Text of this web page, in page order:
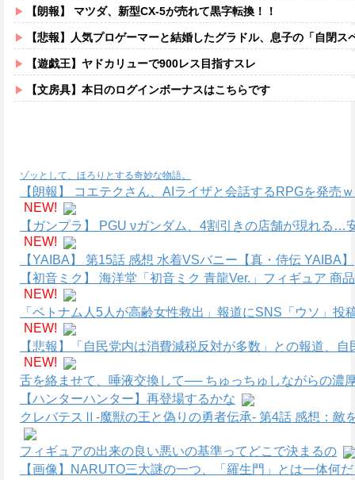
【朗報】 マツダ、新型CX-5が売れて黒字転換！！
【悲報】人気プロゲーマーと結婚したグラドル、息子の「自閉スペクト
【遊戯王】ヤドカリューで900レス目指すスレ
【文房具】本日のログインボーナスはこちらです
ゾッとして、ほろりとする奇妙な物語。
【朗報】 コエテクさん、AIライザと会話するRPGを発売
NEW!
【ガンプラ】 PGU νガンダム、4割引きの店舗が現れる
NEW!
【YAIBA】 第15話 感想 水着VSバニー【真・侍伝 YAIBA】
【初音ミク】 海洋堂「初音ミク 青龍Ver.」フィギュア 商
NEW!
「ベトナム人5人が高齢女性救出」報道にSNS「ウソ」
NEW!
【悲報】「自民党内は消費減税反対が多数」との報道、
NEW!
舌を絡ませて、唾液交換して── ちゅっちゅしながらの濃
【ハンターハンター】再登場するかな
クレバテスⅡ-魔獣の王と偽りの勇者伝承- 第4話 感想：敵
フィギュアの出来の良い悪いの基準ってどこで決まるの
【画像】NARUTO三大謎の一つ、「羅生門」とは一体何